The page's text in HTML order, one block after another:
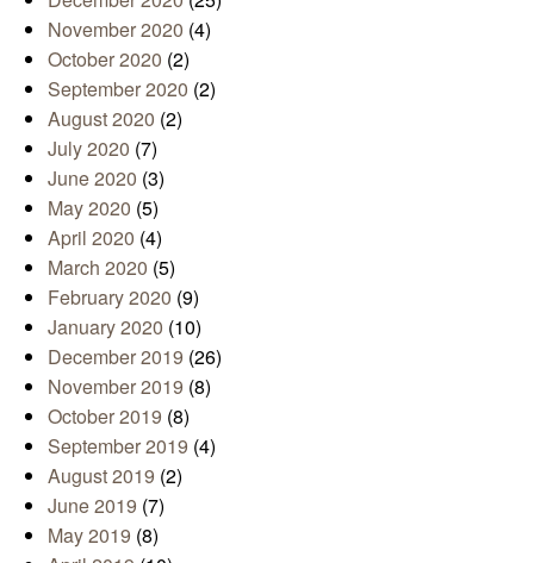
November 2020 (4)
October 2020 (2)
September 2020 (2)
August 2020 (2)
July 2020 (7)
June 2020 (3)
May 2020 (5)
April 2020 (4)
March 2020 (5)
February 2020 (9)
January 2020 (10)
December 2019 (26)
November 2019 (8)
October 2019 (8)
September 2019 (4)
August 2019 (2)
June 2019 (7)
May 2019 (8)